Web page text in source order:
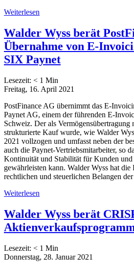
Weiterlesen
Walder Wyss berät
Übernahme von E-
SIX Paynet
Lesezeit: < 1 Min
Freitag, 16. April 2021
PostFinance AG übernimmt das E-
Paynet AG, einem der führenden E-
Schweiz. Der als Vermögensübertragung
strukturierte Kauf wurde, wie Walder
2021 vollzogen und umfasst neben der
auch die Paynet-Vertriebsmitarbeiter, so
Kontinuität und Stabilität für Kunden
gewährleisten kann. Walder Wyss hat die
rechtlichen und steuerlichen Belangen
Weiterlesen
Walder Wyss berät
Lesezeit: < 1 Min
Donnerstag, 28. Januar 2021